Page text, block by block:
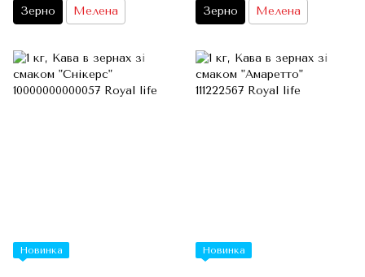
Зерно Мелена Зерно Мелена
Новинка Новинка